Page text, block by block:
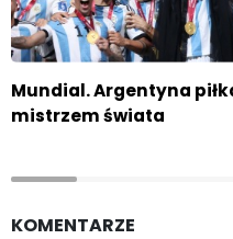
Mundial. Argentyna
mistrzem świata
KOMENTARZE